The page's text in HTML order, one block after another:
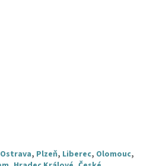
Ostrava, Plzeň, Liberec, Olomouc,